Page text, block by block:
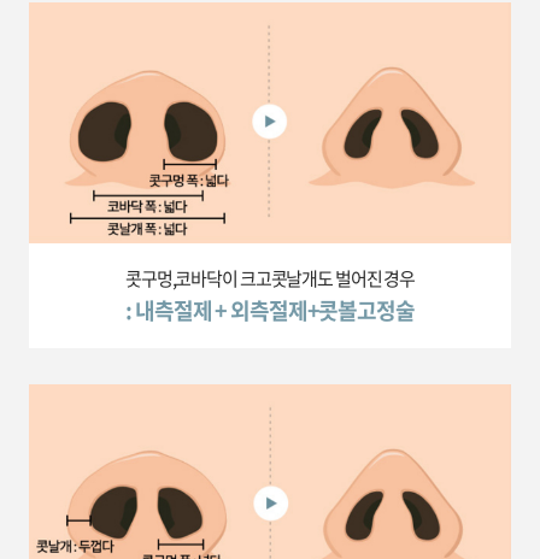
콧구멍,코바닥이 크고콧날개도 벌어진 경우
: 내측절제 + 외측절제+콧볼고정술